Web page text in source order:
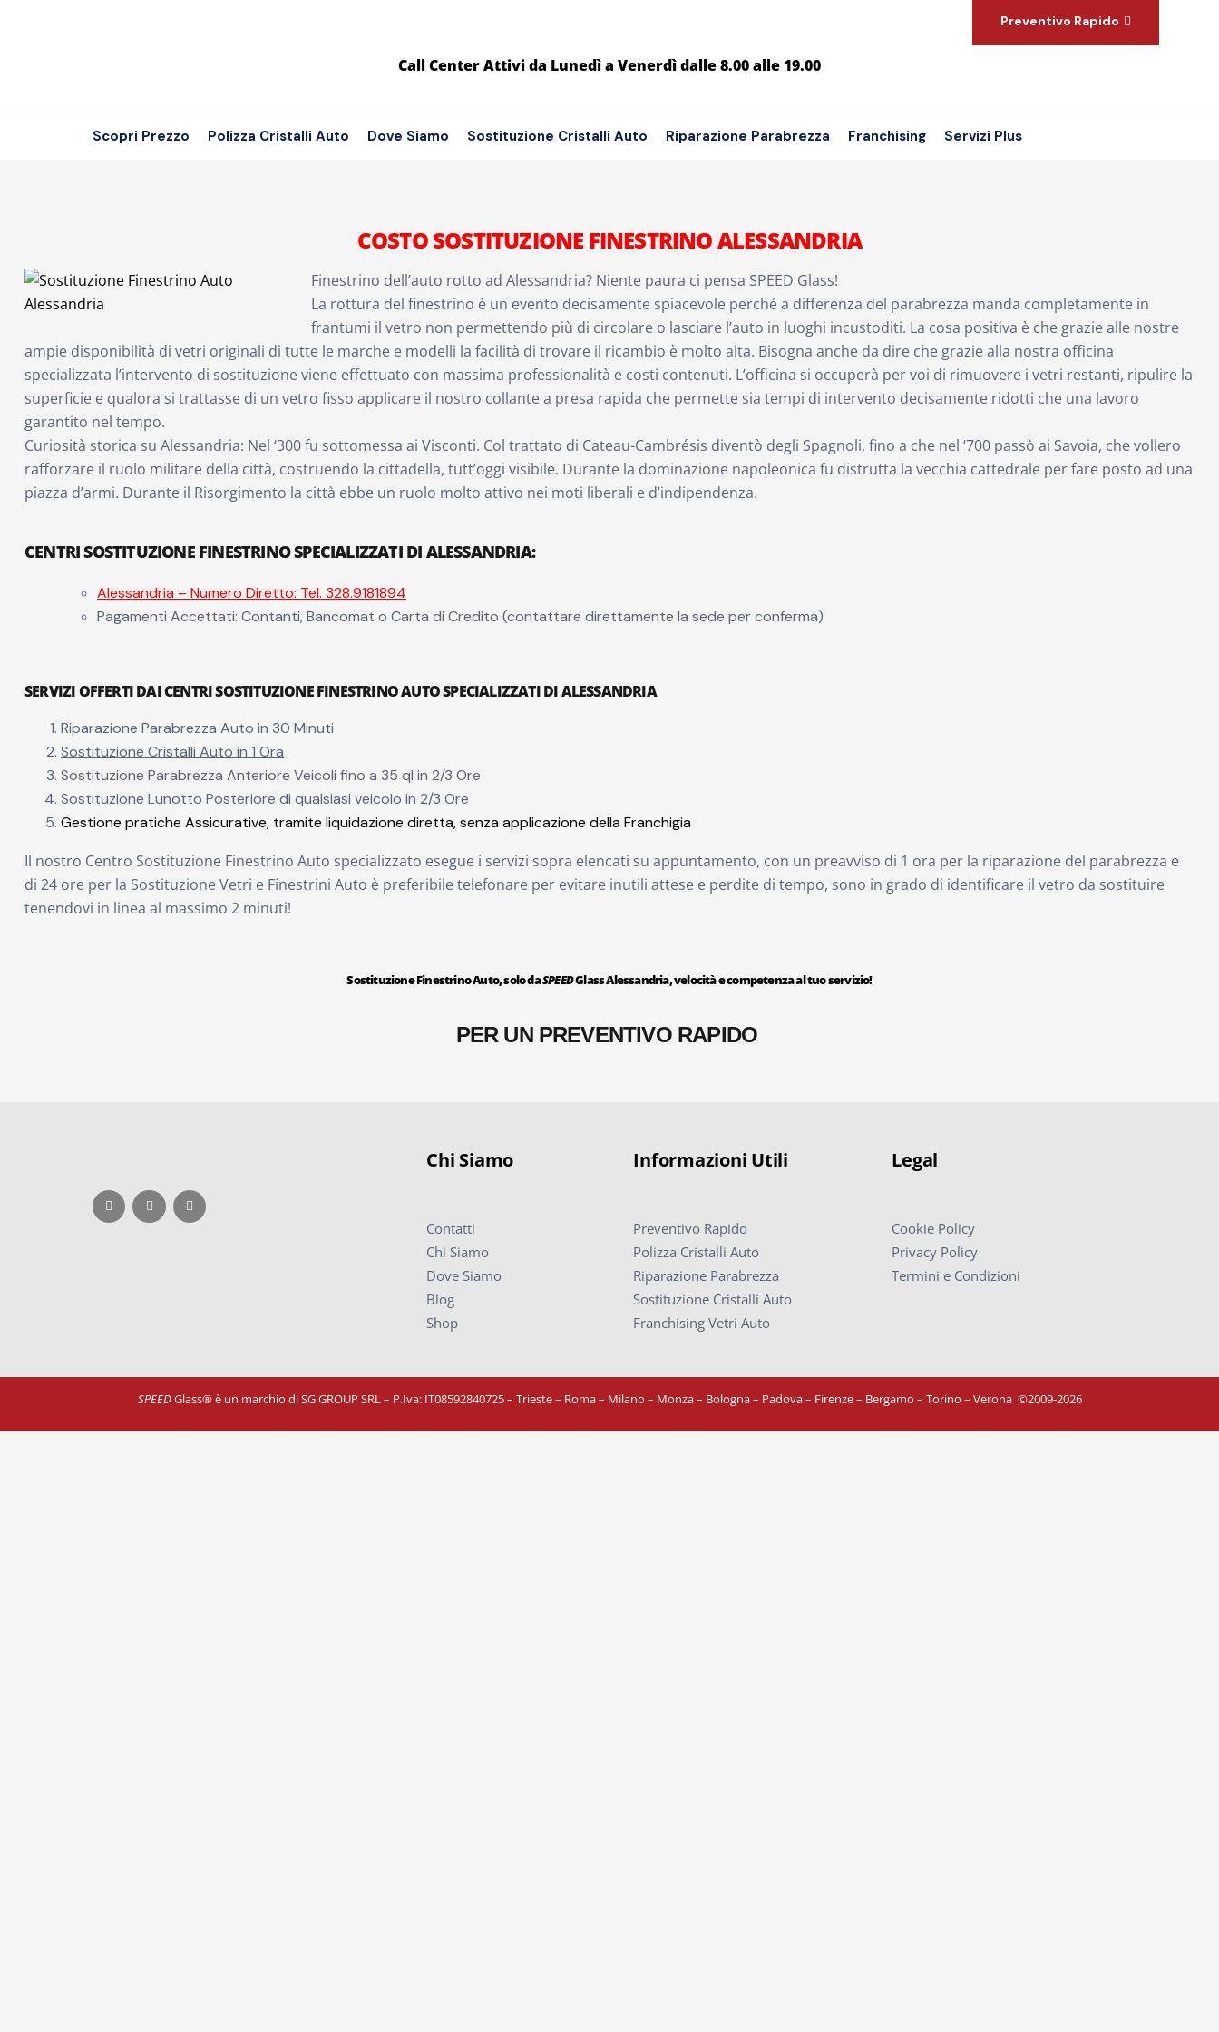
Preventivo Rapido
Call Center Attivi da Lunedì a Venerdì dalle 8.00 alle 19.00
Scopri Prezzo Polizza Cristalli Auto Dove Siamo Sostituzione Cristalli Auto Riparazione Parabrezza Franchising Servizi Plus
COSTO SOSTITUZIONE FINESTRINO ALESSANDRIA
Finestrino dell’auto rotto ad Alessandria? Niente paura ci pensa SPEED Glass!
La rottura del finestrino è un evento decisamente spiacevole perché a differenza del parabrezza manda completamente in
frantumi il vetro non permettendo più di circolare o lasciare l’auto in luoghi incustoditi. La cosa positiva è che grazie alle nostre
ampie disponibilità di vetri originali di tutte le marche e modelli la facilità di trovare il ricambio è molto alta. Bisogna anche da dire che grazie alla nostra officina
specializzata l’intervento di sostituzione viene effettuato con massima professionalità e costi contenuti. L’officina si occuperà per voi di rimuovere i vetri restanti, ripulire la
superficie e qualora si trattasse di un vetro fisso applicare il nostro collante a presa rapida che permette sia tempi di intervento decisamente ridotti che una lavoro
garantito nel tempo.
Curiosità storica su Alessandria: Nel ‘300 fu sottomessa ai Visconti. Col trattato di Cateau-Cambrésis diventò degli Spagnoli, fino a che nel ‘700 passò ai Savoia, che vollero
rafforzare il ruolo militare della città, costruendo la cittadella, tutt’oggi visibile. Durante la dominazione napoleonica fu distrutta la vecchia cattedrale per fare posto ad una
piazza d’armi. Durante il Risorgimento la città ebbe un ruolo molto attivo nei moti liberali e d’indipendenza.
CENTRI SOSTITUZIONE FINESTRINO SPECIALIZZATI DI ALESSANDRIA:
Alessandria – Numero Diretto: Tel. 328.9181894
Pagamenti Accettati: Contanti, Bancomat o Carta di Credito (contattare direttamente la sede per conferma)
SERVIZI OFFERTI DAI CENTRI SOSTITUZIONE FINESTRINO AUTO SPECIALIZZATI DI ALESSANDRIA
Riparazione Parabrezza Auto in 30 Minuti
Sostituzione Cristalli Auto in 1 Ora
Sostituzione Parabrezza Anteriore Veicoli fino a 35 ql in 2/3 Ore
Sostituzione Lunotto Posteriore di qualsiasi veicolo in 2/3 Ore
Gestione pratiche Assicurative, tramite liquidazione diretta, senza applicazione della Franchigia
Il nostro Centro Sostituzione Finestrino Auto specializzato esegue i servizi sopra elencati su appuntamento, con un preavviso di 1 ora per la riparazione del parabrezza e
di 24 ore per la Sostituzione Vetri e Finestrini Auto è preferibile telefonare per evitare inutili attese e perdite di tempo, sono in grado di identificare il vetro da sostituire
tenendovi in linea al massimo 2 minuti!
Sostituzione Finestrino Auto, solo daSPEEDGlass Alessandria, velocità e competenza al tuo servizio!
PER UN PREVENTIVO RAPIDO
Chi Siamo
Contatti
Chi Siamo
Dove Siamo
Blog
Shop
Informazioni Utili
Preventivo Rapido
Polizza Cristalli Auto
Riparazione Parabrezza
Sostituzione Cristalli Auto
Franchising Vetri Auto
Legal
Cookie Policy
Privacy Policy
Termini e Condizioni
SPEEDGlass® è un marchio di SG GROUP SRL – P.Iva: IT08592840725– Trieste – Roma – Milano – Monza – Bologna – Padova – Firenze – Bergamo – Torino – Verona ©2009-2026